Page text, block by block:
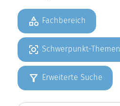
Fachbereich
Schwerpunkt-Themen
Erweiterte Suche